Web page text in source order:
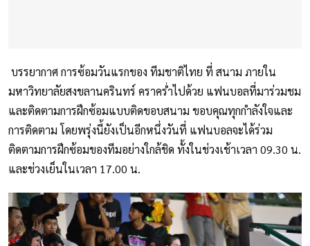
บรรยากาศ การซ้อมวันแรกของ ทีมชาติไทย ที่ สนาม ภายใน
มหาวิทยาลัยสงขลานครินทร์ คราคร่ำไปด้วย แฟนบอลที่มาร่วมชม
และติดตามการฝึกซ้อมแบบติดขอบสนาม ขอบคุณทุกกำลังใจและ
การติดตาม โดยพรุ่งนี้ยังเป็นอีกหนึ่งวันที่ แฟนบอลจะได้ร่วม
ติดตามการฝึกซ้อมของทีมอย่างใกล้ชิด ทั้งในช่วงเช้าเวลา 09.30 น.
และช่วงเย็นในเวลา 17.00 น.